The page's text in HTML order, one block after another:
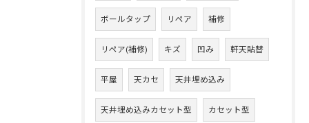
ボールタップ リペア 補修
リペア(補修) キズ 凹み 軒天貼替
平屋 天カセ 天井埋め込み
天井埋め込みカセット型 カセット型